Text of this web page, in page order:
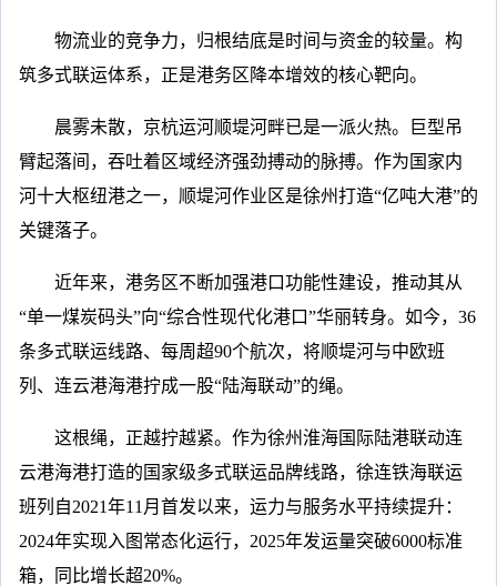
物流业的竞争力，归根结底是时间与资金的较量。构
筑多式联运体系，正是港务区降本增效的核心靶向。
晨雾未散，京杭运河顺堤河畔已是一派火热。巨型吊
臂起落间，吞吐着区域经济强劲搏动的脉搏。作为国家内
河十大枢纽港之一，顺堤河作业区是徐州打造“亿吨大港”的
关键落子。
近年来，港务区不断加强港口功能性建设，推动其从
“单一煤炭码头”向“综合性现代化港口”华丽转身。如今，36
条多式联运线路、每周超90个航次，将顺堤河与中欧班
列、连云港海港拧成一股“陆海联动”的绳。
这根绳，正越拧越紧。作为徐州淮海国际陆港联动连
云港海港打造的国家级多式联运品牌线路，徐连铁海联运
班列自2021年11月首发以来，运力与服务水平持续提升：
2024年实现入图常态化运行，2025年发运量突破6000标准
箱，同比增长超20%。